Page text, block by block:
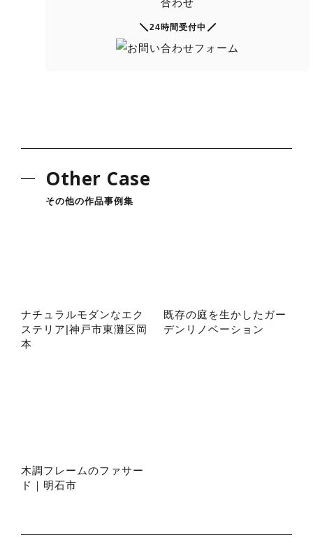
24時間受付中
Other Case
その他の作品事例集
ナチュラルモダンなエク
ステリア|神戸市東灘区岡
本
既存の庭を生かしたガー
デンリノベーション
木調フレームのファサー
ド｜明石市